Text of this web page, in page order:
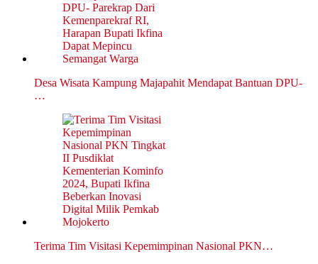
Desa Wisata Kampung Majapahit Mendapat Bantuan DPU-
…
Terima Tim Visitasi Kepemimpinan Nasional PKN…